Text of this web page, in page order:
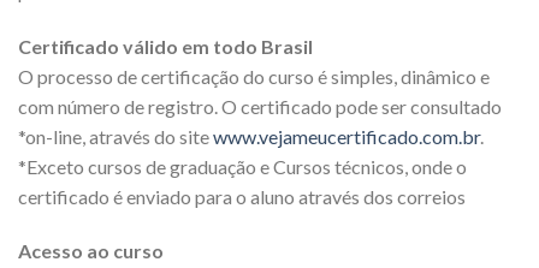
Certificado válido em todo Brasil
O processo de certificação do curso é simples, dinâmico e
com número de registro. O certificado pode ser consultado
*on-line, através do sitewww.vejameucertificado.com.br.
*Exceto cursos de graduação e Cursos técnicos, onde o
certificado é enviado para o aluno através dos correios
Acesso ao curso